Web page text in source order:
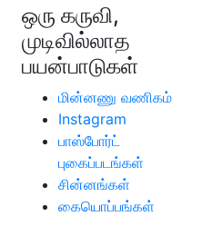
ஒரு கருவி,
முடிவில்லாத
பயன்பாடுகள்
மின்னணு வணிகம்
Instagram
பாஸ்போர்ட்
புகைப்படங்கள்
சின்னங்கள்
கையொப்பங்கள்